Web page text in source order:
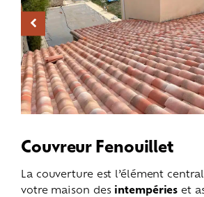
Couvreur Fenouillet
La couverture est l’élément
votre maison des intempéries et